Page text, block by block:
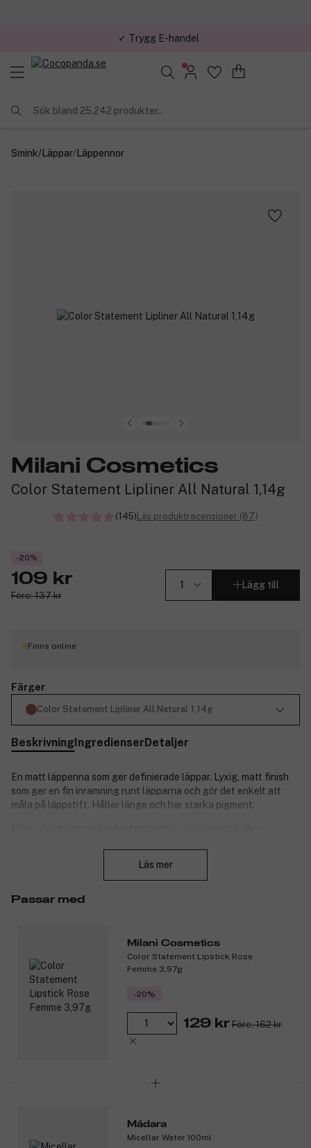
✓ Trygg E-handel
Sök bland 25.242 produkter..
Smink/Läppar/Läppennor
Milani Cosmetics
Color Statement Lipliner All Natural 1,14g
(145) Läs produktrecensioner (87)
-20%
109 kr
Före: 137 kr
Lägg till
Finns online
Färger
Color Statement Lipliner All Natural 1,14g
BeskrivningIngredienserDetaljer
En matt läppenna som ger definierade läppar. Lyxig, matt finish
som ger en fin inramning runt läpparna och gör det enkelt att
måla på läppstift. Håller länge och har starka pigment.
produkter från Milani Cosmetics är cruelty-free, och många
veganska. Produktnummer:3088654
Läs mer
Passar med
Milani Cosmetics
Color Statement Lipstick Rose
Femme 3,97g
-20%
129 kr Före: 162 kr
Mádara
Micellar Water 100ml